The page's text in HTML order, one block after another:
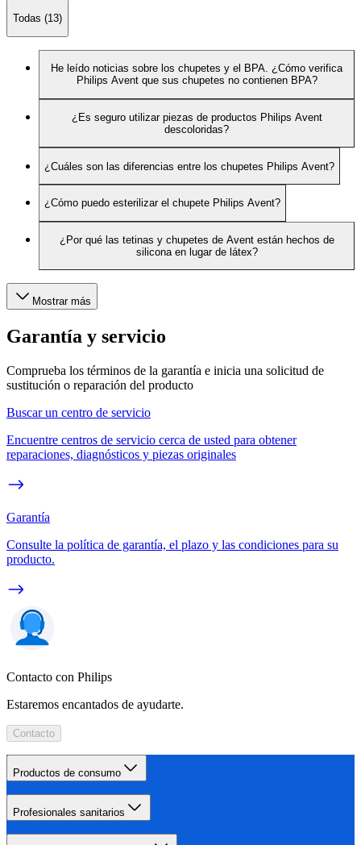
Todas (13)
He leído noticias sobre los chupetes y el BPA. ¿Cómo verifica
Philips Avent que sus chupetes no contienen BPA?
¿Es seguro utilizar piezas de productos Philips Avent
descoloridas?
¿Cuáles son las diferencias entre los chupetes Philips Avent?
¿Cómo puedo esterilizar el chupete Philips Avent?
¿Por qué las tetinas y chupetes de Avent están hechos de
silicona en lugar de látex?
Mostrar más
Garantía y servicio
Comprueba los términos de la garantía e inicia una solicitud de
sustitución o reparación del producto
Buscar un centro de servicio
Encuentre centros de servicio cerca de usted para obtener
reparaciones, diagnósticos y piezas originales
Garantía
Consulte la política de garantía, el plazo y las condiciones para su
producto.
Contacto con Philips
Estaremos encantados de ayudarte.
Contacto
Productos de consumo
Profesionales sanitarios